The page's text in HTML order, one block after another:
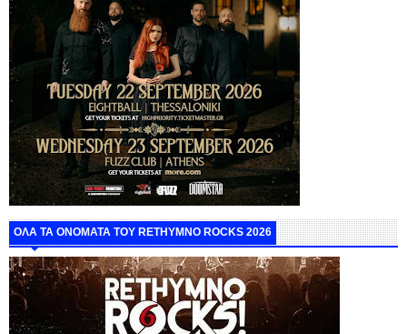
ΟΛΑ ΤΑ ΟΝΟΜΑΤΑ ΤΟΥ RETHYMNO ROCKS 2026